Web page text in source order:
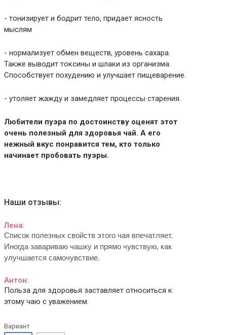
- тонизирует и бодрит тело, придает ясность
мыслям
- нормализует обмен веществ, уровень сахара.
Также выводит токсины и шлаки из организма.
Способствует похудению и улучшает пищеварение.
- утоляет жажду и замедляет процессы старения.
Любители пуэра по достоинству оценят этот
очень полезный для здоровья чай. А его
нежный вкус понравится тем, кто только
начинает пробовать пуэры.
Наши отзывы:
Лена:
Список полезных свойств этого чая впечатляет.
Иногда завариваю чашку и прямо чувствую, как
улучшается самочувствие.
Антон:
Польза для здоровья заставляет относиться к
этому чаю с уважением.
Вариант